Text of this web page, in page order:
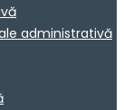
administrativă